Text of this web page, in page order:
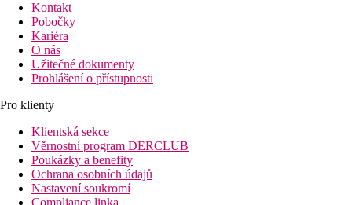
Kontakt
Pobočky
Kariéra
O nás
Užitečné dokumenty
Prohlášení o přístupnosti
Pro klienty
Klientská sekce
Věrnostní program DERCLUB
Poukázky a benefity
Ochrana osobních údajů
Nastavení soukromí
Compliance linka